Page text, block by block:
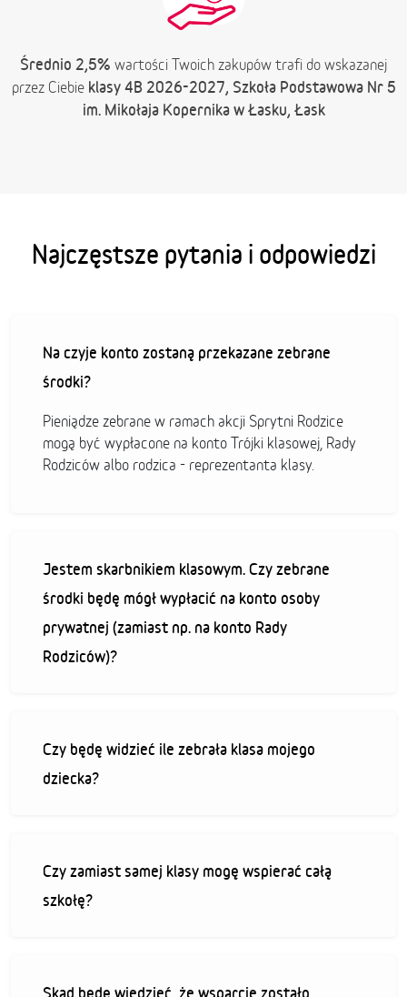
Średnio 2,5% wartości Twoich zakupów trafi do wskazanej
przez Ciebie klasy 4B 2026-2027, Szkoła Podstawowa Nr 5
im. Mikołaja Kopernika w Łasku, Łask
Najczęstsze pytania i odpowiedzi
Na czyje konto zostaną przekazane zebrane
środki?
Pieniądze zebrane w ramach akcji Sprytni Rodzice
mogą być wypłacone na konto Trójki klasowej, Rady
Rodziców albo rodzica - reprezentanta klasy.
Jestem skarbnikiem klasowym. Czy zebrane
środki będę mógł wypłacić na konto osoby
prywatnej (zamiast np. na konto Rady
Rodziców)?
Czy będę widzieć ile zebrała klasa mojego
dziecka?
Czy zamiast samej klasy mogę wspierać całą
szkołę?
Skąd będę wiedzieć, że wsparcie zostało